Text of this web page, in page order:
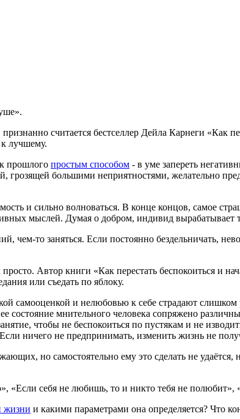
считается бестселлер Дейла Карнеги «Как
лучшему.
прошлого простым способом - в уме запереть
грозящей большими неприятностями, желательно
и сильно волноваться. В конце концов, самое
мыслей. Думая о добром, индивид вырабатывает
то заняться. Если постоянно бездельничать,
Автор книги «Как перестать беспокоиться и
или съедать по яблоку.
самооценкой и нелюбовью к себе страдают
состояние мнительного человека сопряжено
чтобы не беспокоиться по пустякам и не
ничего не предпринимать, изменить жизнь не
но самостоятельно ему это сделать не
«Если себя не любишь, то и никто тебя не полюбит»,
жизни и какими параметрами она определяется? Что